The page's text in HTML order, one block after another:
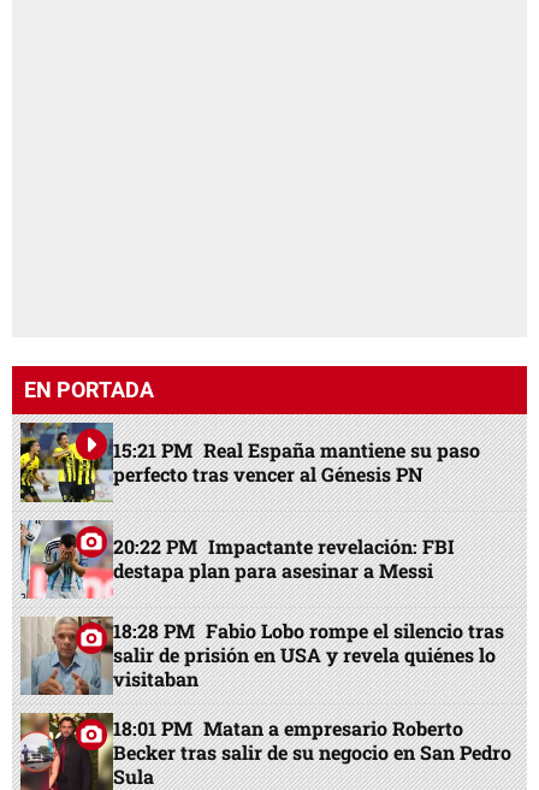
EN PORTADA
15:21 PM Real España mantiene su paso
perfecto tras vencer al Génesis PN
20:22 PM Impactante revelación: FBI
destapa plan para asesinar a Messi
18:28 PM Fabio Lobo rompe el silencio tras
salir de prisión en USA y revela quiénes lo
visitaban
18:01 PM Matan a empresario Roberto
Becker tras salir de su negocio en San Pedro
Sula